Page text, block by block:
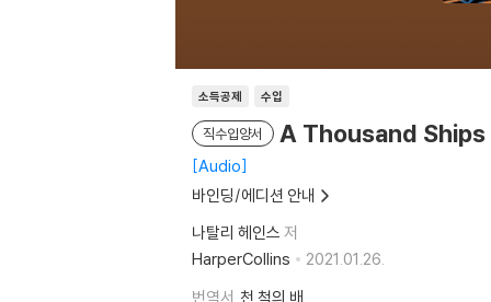
소득공제 수입
직수입양서 A Thousand Ships
Audio
바인딩/에디션 안내
나탈리 헤인스 저
HarperCollins
2021.01.26.
번역서 천 척의 배